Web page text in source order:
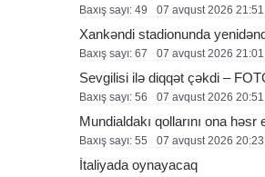
Baxış sayı: 49 07 avqust 2026 21:51
Xankəndi stadionunda
Baxış sayı: 67 07 avqust 2026 21:01
Sevgilisi ilə diqqət çəkdi –
Baxış sayı: 56 07 avqust 2026 20:51
Mundialdakı qollarını ona həsr
Baxış sayı: 55 07 avqust 2026 20:23
İtaliyada oynayacaq